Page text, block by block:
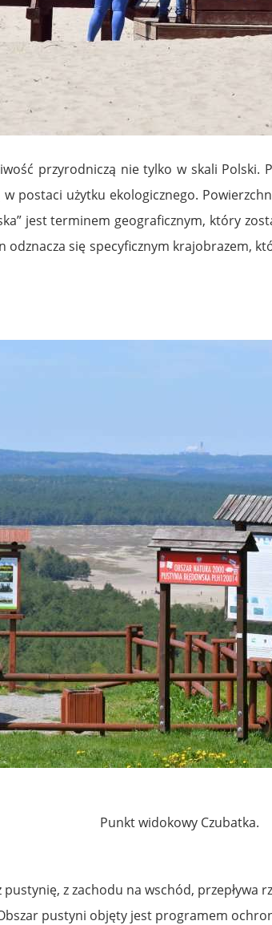
przyrodniczą nie tylko w skali
postaci użytku ekologicznego.
jest terminem geograficznym, który
się specyficznym krajobrazem,
Punkt widokowy Czubatka.
pustynię, z zachodu na wschód, przepływa
pustyni objęty jest programem